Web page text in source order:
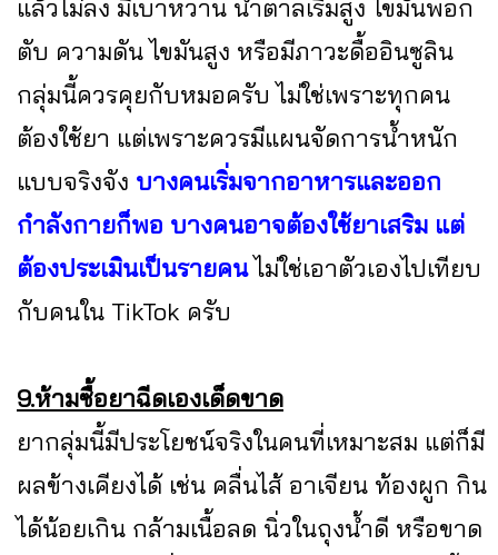
แล้วไม่ลง มีเบาหวาน น้ำตาลเริ่มสูง ไขมันพอก
ตับ ความดัน ไขมันสูง หรือมีภาวะดื้ออินซูลิน
กลุ่มนี้ควรคุยกับหมอครับ ไม่ใช่เพราะทุกคน
ต้องใช้ยา แต่เพราะควรมีแผนจัดการน้ำหนัก
แบบจริงจัง บางคนเริ่มจากอาหารและออก
กำลังกายก็พอ บางคนอาจต้องใช้ยาเสริม แต่
ต้องประเมินเป็นรายคนไม่ใช่เอาตัวเองไปเทียบ
กับคนใน TikTok ครับ
9.ห้ามซื้อยาฉีดเองเด็ดขาด
ยากลุ่มนี้มีประโยชน์จริงในคนที่เหมาะสม แต่ก็มี
ผลข้างเคียงได้ เช่น คลื่นไส้ อาเจียน ท้องผูก กิน
ได้น้อยเกิน กล้ามเนื้อลด นิ่วในถุงน้ำดี หรือขาด